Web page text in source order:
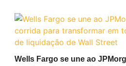
Wells Fargo se une ao